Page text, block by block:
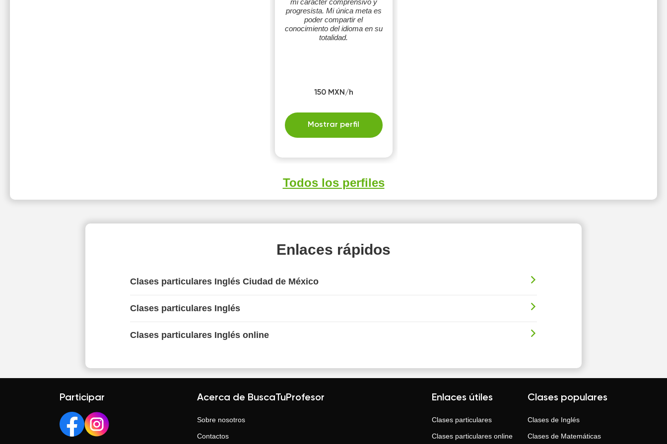
mi carácter comprensivo y
progresista. Mi única meta es
poder compartir el
conocimiento del idioma en su
totalidad.
150 MXN/h
Mostrar perfil
Todos los perfiles
Enlaces rápidos
Clases particulares Inglés Ciudad de México
Clases particulares Inglés
Clases particulares Inglés online
Participar Acerca de BuscaTuProfesor
Sobre nosotros
Contactos
Enlaces útiles
Clases particulares
Clases particulares online
Clases populares
Clases de Inglés
Clases de Matemáticas